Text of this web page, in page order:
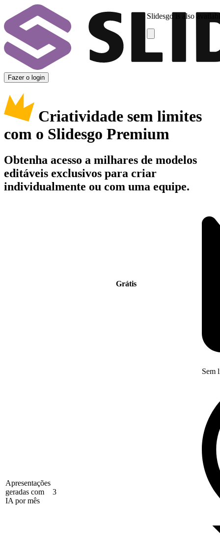
Slidesgo is also
Fazer o login
Criatividade sem limites
com o Slidesgo Premium
Obtenha acesso a milhares de modelos
editáveis exclusivos para criar
individualmente ou com uma equipe.
Grátis
Apresentações
geradas com
IA por mês
3
Sem